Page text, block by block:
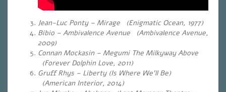
Jean-Luc Ponty – Mirage (Enigmatic Ocean, 1977)
Bibio – Ambivalence Avenue
(Ambivalence Avenue,
2009)
Connan Mockasin – Megumi The Milkyway Above
(Forever Dolphin Love, 2011)
Gruff Rhys – Liberty (Is Where We’ll Be)
(American Interior, 2014)